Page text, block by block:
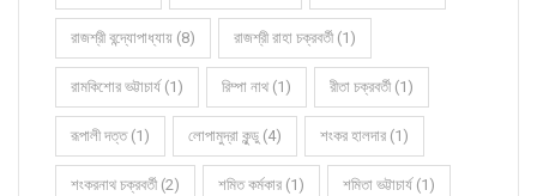
রাজশ্রী বন্দ্যোপাধ্যায় (8) রাজশ্রী রাহা চক্রবর্তী (1)
রামকিশোর ভট্টাচার্য (1) রিম্পা নাথ (1) রীতা চক্রবর্তী (1)
রূপালী দত্ত (1) লোপামুদ্রা কুন্ডু (4) শংকর হালদার (1)
শংকরনাথ চক্রবর্তী (2) শমিত কর্মকার (1) শমিতা ভট্টাচার্য (1)